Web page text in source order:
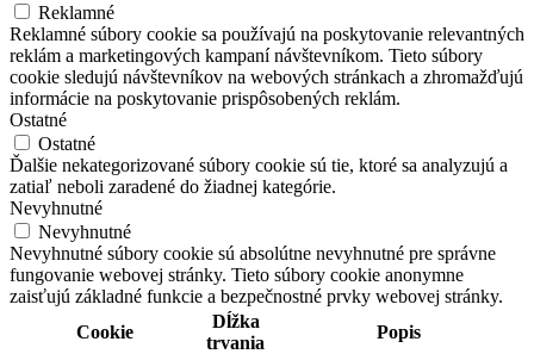
Reklamné
Reklamné súbory cookie sa používajú na poskytovanie relevantných
reklám a marketingových kampaní návštevníkom. Tieto súbory
cookie sledujú návštevníkov na webových stránkach a zhromažďujú
informácie na poskytovanie prispôsobených reklám.
Ostatné
Ostatné
Ďalšie nekategorizované súbory cookie sú tie, ktoré sa analyzujú a
zatiaľ neboli zaradené do žiadnej kategórie.
Nevyhnutné
Nevyhnutné
Nevyhnutné súbory cookie sú absolútne nevyhnutné pre správne
fungovanie webovej stránky. Tieto súbory cookie anonymne
zaisťujú základné funkcie a bezpečnostné prvky webovej stránky.
Cookie
Dĺžka
trvania
Popis